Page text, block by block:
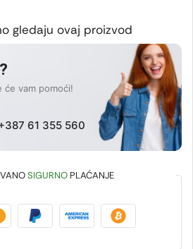
gledaju ovaj proizvod
će vam pomoći!
61 355 560
SIGURNOPLAĆANJE